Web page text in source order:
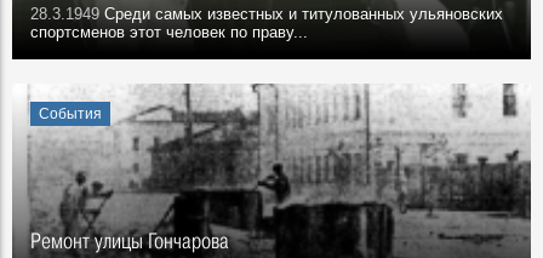
28.3.1949 Среди самых известных и титулованных ульяновских
спортсменов этот человек по праву...
События
Ремонт улицы Гончарова